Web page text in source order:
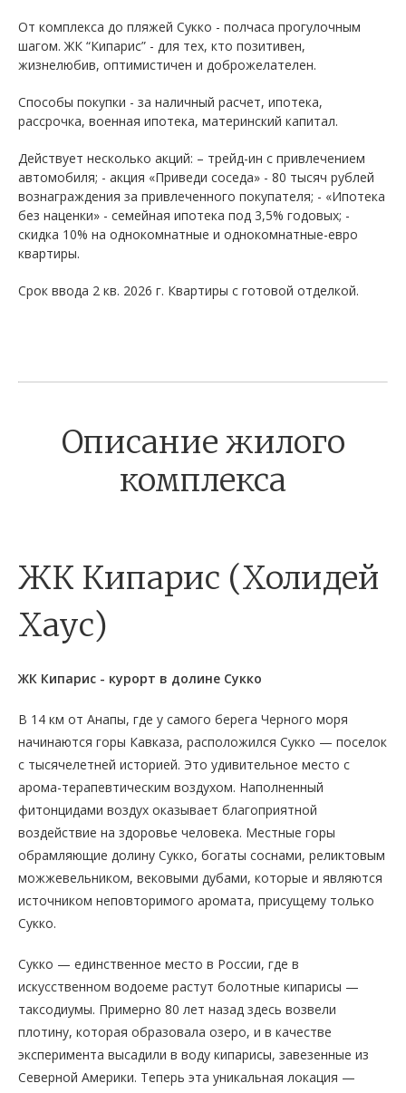
От комплекса до пляжей Сукко - полчаса прогулочным
шагом. ЖК “Кипарис” - для тех, кто позитивен,
жизнелюбив, оптимистичен и доброжелателен.
Способы покупки - за наличный расчет, ипотека,
рассрочка, военная ипотека, материнский капитал.
Действует несколько акций: – трейд-ин с привлечением
автомобиля; - акция «Приведи соседа» - 80 тысяч рублей
вознаграждения за привлеченного покупателя; - «Ипотека
без наценки» - семейная ипотека под 3,5% годовых; -
скидка 10% на однокомнатные и однокомнатные-евро
квартиры.
Срок ввода 2 кв. 2026 г. Квартиры с готовой отделкой.
Описание жилого
комплекса
ЖК Кипарис (Холидей
Хаус)
ЖК Кипарис - курорт в долине Сукко
В 14 км от Анапы, где у самого берега Черного моря
начинаются горы Кавказа, расположился Сукко — поселок
с тысячелетней историей. Это удивительное место с
арома-терапевтическим воздухом. Наполненный
фитонцидами воздух оказывает благоприятной
воздействие на здоровье человека. Местные горы
обрамляющие долину Сукко, богаты соснами, реликтовым
можжевельником, вековыми дубами, которые и являются
источником неповторимого аромата, присущему только
Сукко.
Сукко — единственное место в России, где в
искусственном водоеме растут болотные кипарисы —
таксодиумы. Примерно 80 лет назад здесь возвели
плотину, которая образовала озеро, и в качестве
эксперимента высадили в воду кипарисы, завезенные из
Северной Америки. Теперь эта уникальная локация —